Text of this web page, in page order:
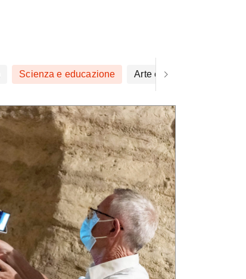
Scienza e educazione Arte e design